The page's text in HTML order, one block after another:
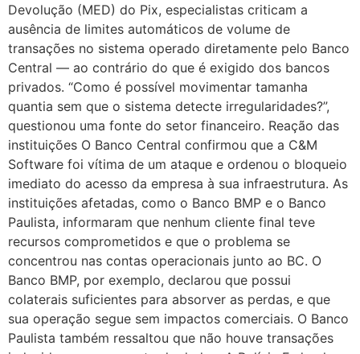
Devolução (MED) do Pix, especialistas criticam a
ausência de limites automáticos de volume de
transações no sistema operado diretamente pelo Banco
Central — ao contrário do que é exigido dos bancos
privados. “Como é possível movimentar tamanha
quantia sem que o sistema detecte irregularidades?”,
questionou uma fonte do setor financeiro. Reação das
instituições O Banco Central confirmou que a C&M
Software foi vítima de um ataque e ordenou o bloqueio
imediato do acesso da empresa à sua infraestrutura. As
instituições afetadas, como o Banco BMP e o Banco
Paulista, informaram que nenhum cliente final teve
recursos comprometidos e que o problema se
concentrou nas contas operacionais junto ao BC. O
Banco BMP, por exemplo, declarou que possui
colaterais suficientes para absorver as perdas, e que
sua operação segue sem impactos comerciais. O Banco
Paulista também ressaltou que não houve transações